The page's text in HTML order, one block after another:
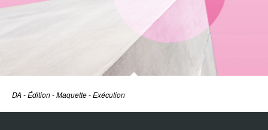
DA - Édition - Maquette - Exécution